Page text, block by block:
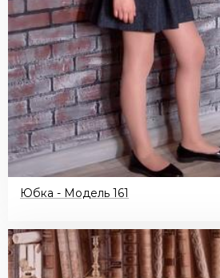
Юбка - Модель 161